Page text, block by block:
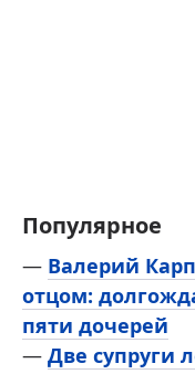
Популярное
— Валерий
отцом:
пяти дочерей
— Две супруги